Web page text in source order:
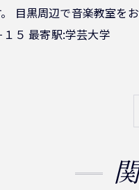
目黒周辺で音楽教室
５ 最寄駅:学芸大学